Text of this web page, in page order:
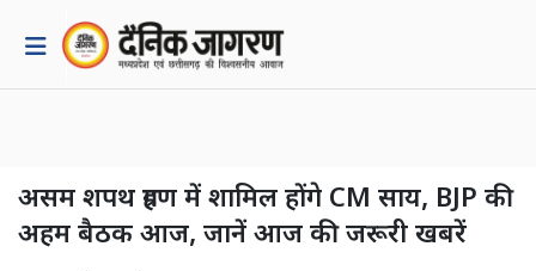
असम शपथ ग्रहण में शामिल होंगे CM साय, BJP की
अहम बैठक आज, जानें आज की जरूरी खबरें